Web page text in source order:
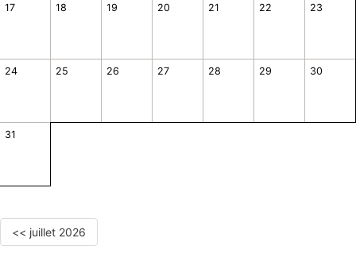
17 18 19 20 21 22 23
24 25 26 27 28 29 30
31
<< juillet 2026